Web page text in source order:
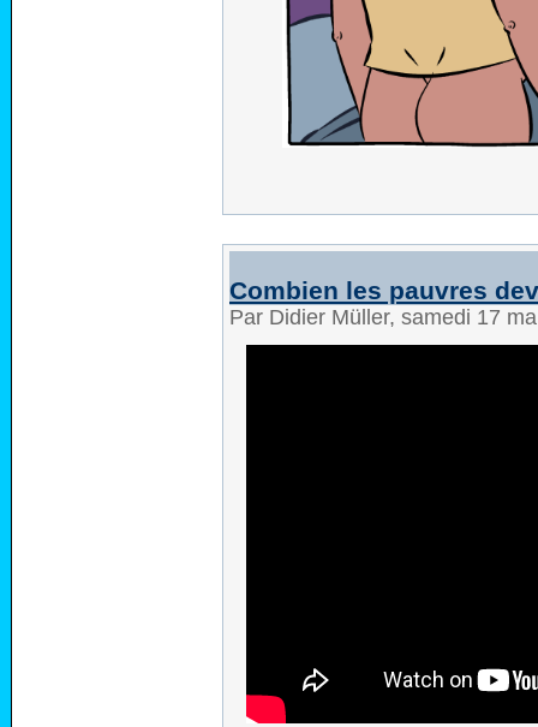
Combien les pauvres
Par Didier Müller, samedi 17